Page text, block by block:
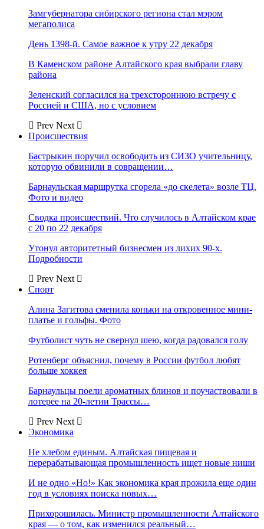
Замгубернатора сибирского региона стал мэром
мегаполиса
День 1398-й. Самое важное к утру 22 декабря
В Каменском районе Алтайского края выбрали главу
района
Зеленский согласился на трехстороннюю встречу с
Россией и США, но с условием
Prev Next
Происшествия
Бастрыкин поручил освободить из СИЗО учительницу,
которую обвинили в совращении…
Барнаульская маршрутка сгорела «до скелета» возле ТЦ.
Фото и видео
Сводка происшествий. Что случилось в Алтайском крае
с 20 по 22 декабря
Утонул авторитетный бизнесмен из лихих 90-х.
Подробности
Prev Next
Спорт
Алина Загитова сменила коньки на откровенное мини-
платье и гольфы. Фото
Футболист чуть не свернул шею, когда радовался голу
Ротенберг объяснил, почему в России футбол любят
больше хоккея
Барнаульцы поели ароматных блинов и поучаствовали в
лотерее на 20-летии Трассы…
Prev Next
Экономика
Не хлебом единым. Алтайская пищевая и
перерабатывающая промышленность ищет новые ниши
И не одно «Но!» Как экономика края прожила еще один
год в условиях поиска новых…
Прихорошилась. Министр промышленности Алтайского
края — о том, как изменился реальный…